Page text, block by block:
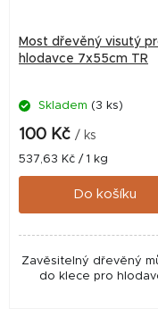
Most dřevěný visutý
hlodavce 7x55cm TR
Skladem (3 ks)
100 Kč / ks
Měrná
cena:
537,63 Kč / 1 kg
Do košíku
Zavěsitelný dřevěný
do klece pro